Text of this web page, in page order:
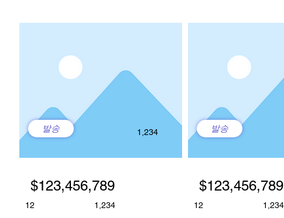
발송 1,234
$123,456,789
12 1,234
발송
$123,456,789
12 1,234